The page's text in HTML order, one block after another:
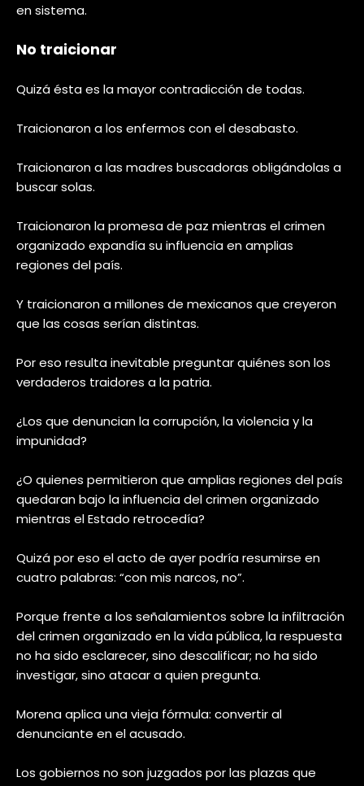
en sistema.
No traicionar
Quizá ésta es la mayor contradicción de todas.
Traicionaron a los enfermos con el desabasto.
Traicionaron a las madres buscadoras obligándolas a
buscar solas.
Traicionaron la promesa de paz mientras el crimen
organizado expandía su influencia en amplias
regiones del país.
Y traicionaron a millones de mexicanos que creyeron
que las cosas serían distintas.
Por eso resulta inevitable preguntar quiénes son los
verdaderos traidores a la patria.
¿Los que denuncian la corrupción, la violencia y la
impunidad?
¿O quienes permitieron que amplias regiones del país
quedaran bajo la influencia del crimen organizado
mientras el Estado retrocedía?
Quizá por eso el acto de ayer podría resumirse en
cuatro palabras: “con mis narcos, no”.
Porque frente a los señalamientos sobre la infiltración
del crimen organizado en la vida pública, la respuesta
no ha sido esclarecer, sino descalificar; no ha sido
investigar, sino atacar a quien pregunta.
Morena aplica una vieja fórmula: convertir al
denunciante en el acusado.
Los gobiernos no son juzgados por las plazas que